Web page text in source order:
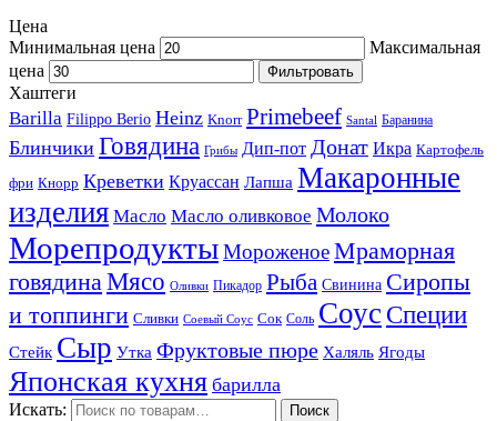
Цена
Минимальная цена
Максимальная
цена
Фильтровать
Хаштеги
Barilla Filippo Berio Heinz Knorr Primebeef Santal Баранина
Блинчики Говядина Грибы Дип-пот Донат Икра Картофель
фри Кнорр Креветки Круассан Лапша Макаронные
изделия Масло Масло оливковое Молоко
МорепродуктыМороженоеМраморная
говядинаМясо Оливки Пикадор Рыба Свинина Сиропы
и топпинги Сливки Соевый Соус Сок Соль Соус Специи
Стейк Сыр Утка Фруктовые пюре Халяль Ягоды
Японская кухня барилла
Искать: Поиск